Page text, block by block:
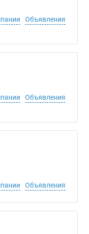
Объявления
Объявления
Объявления